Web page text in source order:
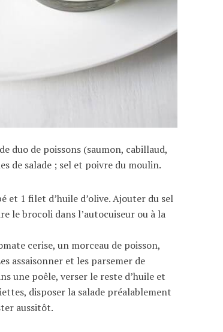
duo de poissons (saumon, cabillaud,
de salade ; sel et poivre du moulin.
et 1 filet d’huile d’olive. Ajouter du sel
le brocoli dans l’autocuiseur ou à la
cerise, un morceau de poisson,
assaisonner et les parsemer de
une poêle, verser le reste d’huile et
disposer la salade préalablement
aussitôt.